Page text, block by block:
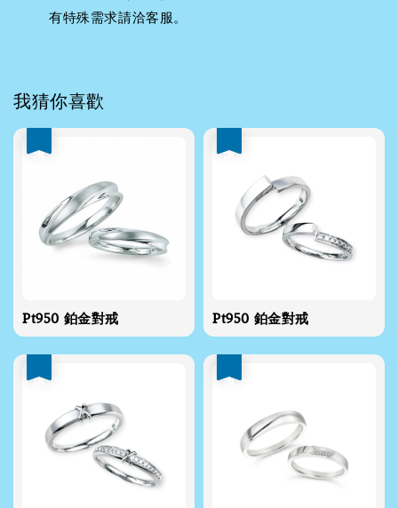
有特殊需求請洽客服。
我猜你喜歡
Pt950 鉑金對戒 Pt950 鉑金對戒